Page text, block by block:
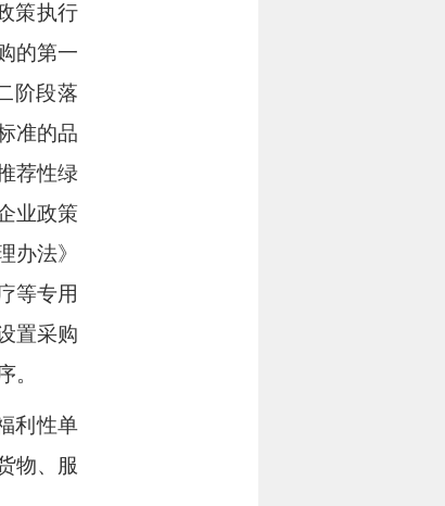
策执行
的第一
阶段落
准的品
荐性绿
业政策
办法》
等专用
置采购
。
利性单
物、服